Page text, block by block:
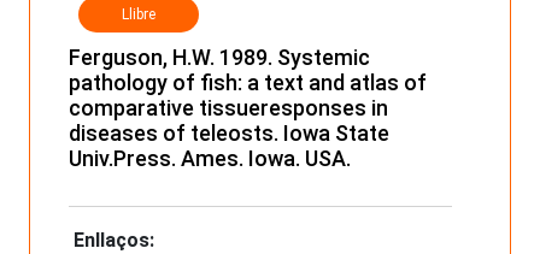
Llibre
Ferguson, H.W. 1989. Systemic
pathology of fish: a text and atlas of
comparative tissueresponses in
diseases of teleosts. Iowa State
Univ.Press. Ames. Iowa. USA.
Enllaços: